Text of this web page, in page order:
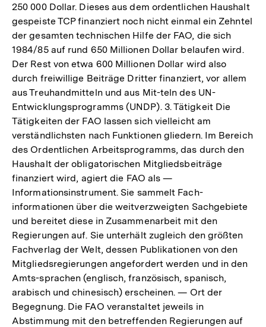
250 000 Dollar. Dieses aus dem ordentlichen Haushalt
gespeiste TCP finanziert noch nicht einmal ein Zehntel
der gesamten technischen Hilfe der FAO, die sich
1984/85 auf rund 650 Millionen Dollar belaufen wird.
Der Rest von etwa 600 Millionen Dollar wird also
durch freiwillige Beiträge Dritter finanziert, vor allem
aus Treuhandmitteln und aus Mit-teln des UN-
Entwicklungsprogramms (UNDP). 3. Tätigkeit Die
Tätigkeiten der FAO lassen sich vielleicht am
verständlichsten nach Funktionen gliedern. Im Bereich
des Ordentlichen Arbeitsprogramms, das durch den
Haushalt der obligatorischen Mitgliedsbeiträge
finanziert wird, agiert die FAO als —
Informationsinstrument. Sie sammelt Fach-
informationen über die weitverzweigten Sachgebiete
und bereitet diese in Zusammenarbeit mit den
Regierungen auf. Sie unterhält zugleich den größten
Fachverlag der Welt, dessen Publikationen von den
Mitgliedsregierungen angefordert werden und in den
Amts-sprachen (englisch, französisch, spanisch,
arabisch und chinesisch) erscheinen. — Ort der
Begegnung. Die FAO veranstaltet jeweils in
Abstimmung mit den betreffenden Regierungen auf